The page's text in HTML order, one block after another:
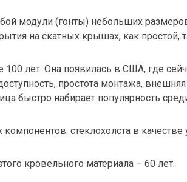
модули (гонты) небольших
на скатных крышах, как простой,
100 лет. Она появилась в США, где
простота монтажа,
быстро набирает популярность
стеклохолста в
кровельного материала – 60 лет.